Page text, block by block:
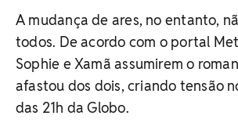
A mudança de ares, no entanto,
todos. De acordo com o portal
Sophie e Xamã assumirem o
afastou dos dois, criando tensão
das 21h da Globo.